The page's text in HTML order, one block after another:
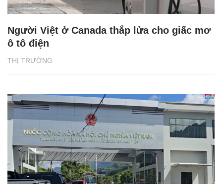
THỊ TRƯỜNG
Người Việt ở Canada thắp lửa cho giấc mơ
ô tô điện